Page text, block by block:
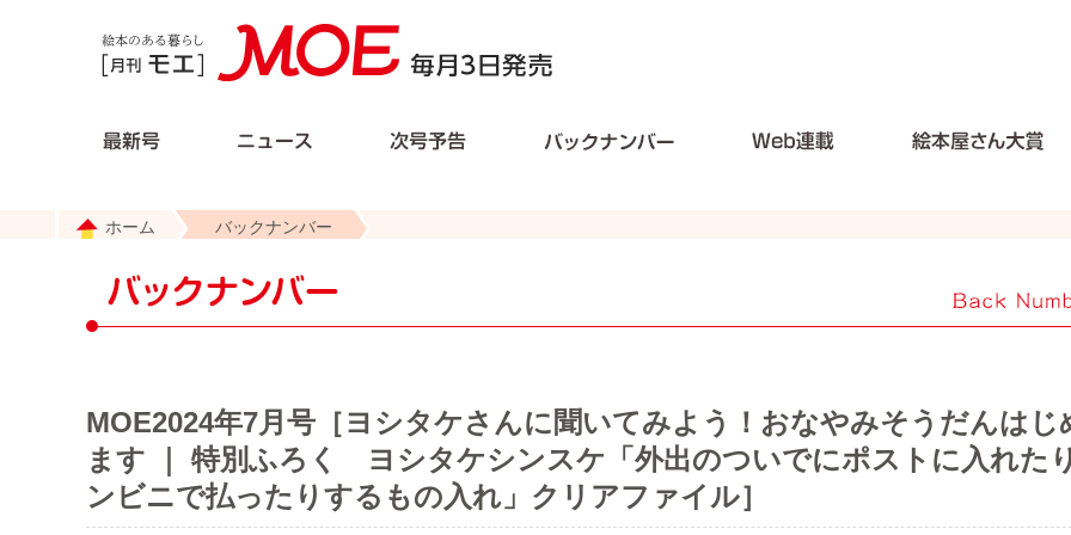
ホーム バックナンバー
MOE2024年7月号［ヨシタケさんに聞いてみよう！おなやみそうだんはじ
ます ｜ 特別ふろく ヨシタケシンスケ「外出のついでにポストに入れた
ンビニで払ったりするもの入れ」クリアファイル］